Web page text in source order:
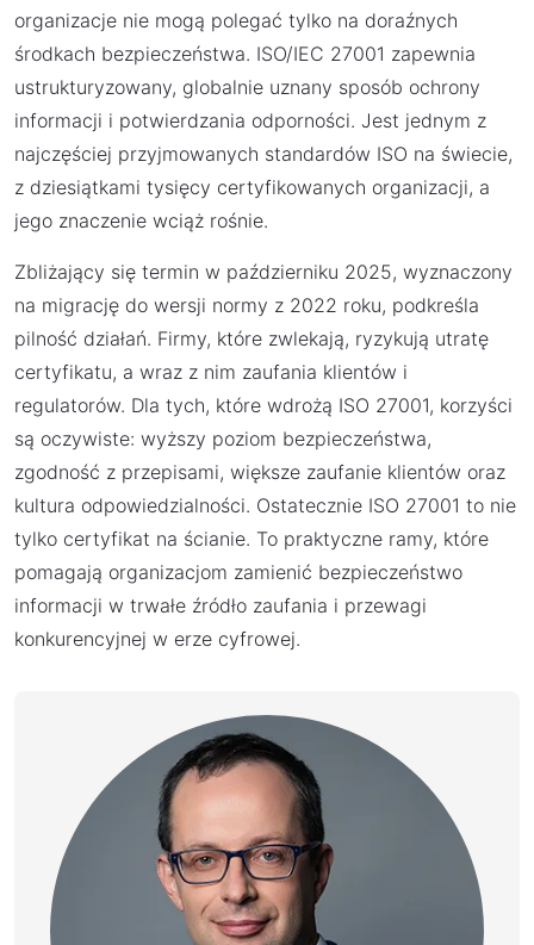
organizacje nie mogą polegać tylko na doraźnych
środkach bezpieczeństwa. ISO/IEC 27001 zapewnia
ustrukturyzowany, globalnie uznany sposób ochrony
informacji i potwierdzania odporności. Jest jednym z
najczęściej przyjmowanych standardów ISO na świecie,
z dziesiątkami tysięcy certyfikowanych organizacji, a
jego znaczenie wciąż rośnie.
Zbliżający się termin w październiku 2025, wyznaczony
na migrację do wersji normy z 2022 roku, podkreśla
pilność działań. Firmy, które zwlekają, ryzykują utratę
certyfikatu, a wraz z nim zaufania klientów i
regulatorów. Dla tych, które wdrożą ISO 27001, korzyści
są oczywiste: wyższy poziom bezpieczeństwa,
zgodność z przepisami, większe zaufanie klientów oraz
kultura odpowiedzialności. Ostatecznie ISO 27001 to nie
tylko certyfikat na ścianie. To praktyczne ramy, które
pomagają organizacjom zamienić bezpieczeństwo
informacji w trwałe źródło zaufania i przewagi
konkurencyjnej w erze cyfrowej.